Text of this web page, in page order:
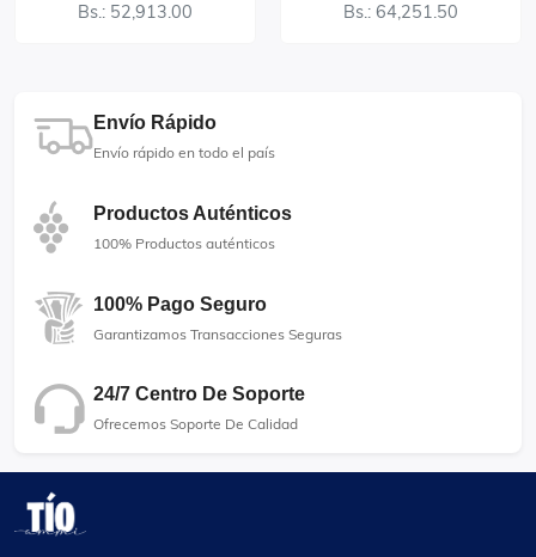
Bs.: 52,913.00 Bs.: 64,251.50
Envío Rápido
Envío rápido en todo el país
Productos Auténticos
100% Productos auténticos
100% Pago Seguro
Garantizamos Transacciones Seguras
24/7 Centro De Soporte
Ofrecemos Soporte De Calidad